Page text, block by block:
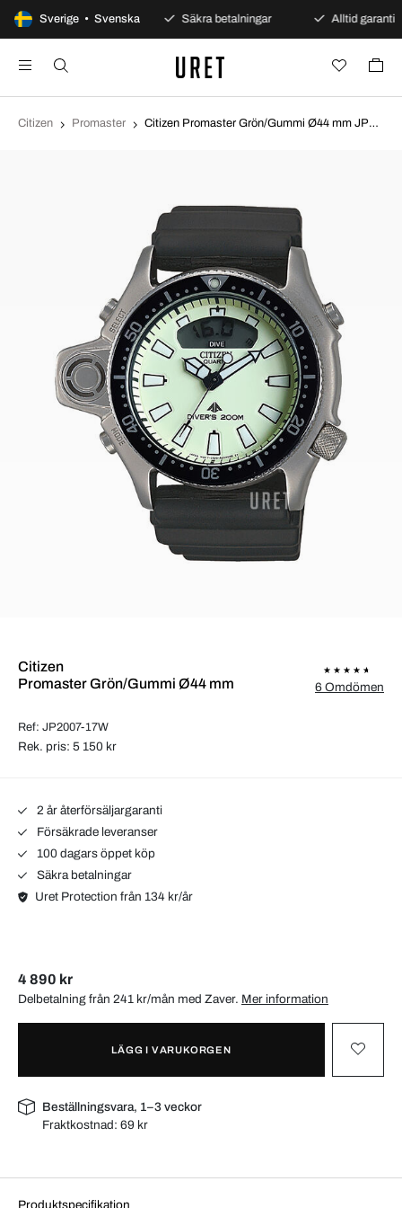
Sverige • Svenska
100 dagars öppet köp Säkra betalningar Alltid garanti
Citizen Promaster Citizen Promaster Grön/Gummi Ø44 mm JP2007-17W
Citizen
Promaster Grön/Gummi Ø44 mm
Ref: JP2007-17W
6 Omdömen
Rek. pris: 5 150 kr
2 år återförsäljargaranti
Försäkrade leveranser
100 dagars öppet köp
Säkra betalningar
Uret Protection från 134 kr/år
4 890 kr
Delbetalning från 241 kr/mån med Zaver. Mer information
LÄGG I VARUKORGEN
Beställningsvara, 1–3 veckor
Fraktkostnad:69 kr
Produktspecifikation